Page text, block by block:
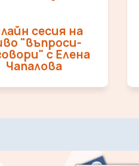
сесия на
"въпроси-
с Елена
Чапалова